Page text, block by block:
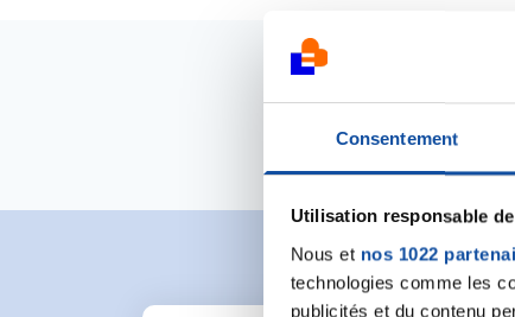
Consentement
Utilisation responsable
Nous et nos 1022
technologies comme les
publicités et du contenu